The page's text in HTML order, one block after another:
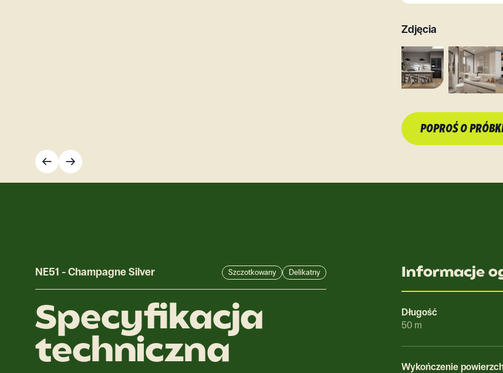
Zdjęcia
POPROŚ O
NE51 -Champagne Silver Szczotkowany Delikatny
Specyfikacja
techniczna
Informacje
Długość
50 m
Wykończenie